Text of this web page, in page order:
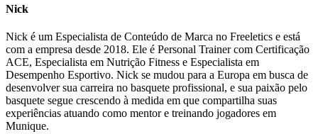
Nick
Nick é um Especialista de Conteúdo de Marca no Freeletics e está
com a empresa desde 2018. Ele é Personal Trainer com Certificação
ACE, Especialista em Nutrição Fitness e Especialista em
Desempenho Esportivo. Nick se mudou para a Europa em busca de
desenvolver sua carreira no basquete profissional, e sua paixão pelo
basquete segue crescendo à medida em que compartilha suas
experiências atuando como mentor e treinando jogadores em
Munique.